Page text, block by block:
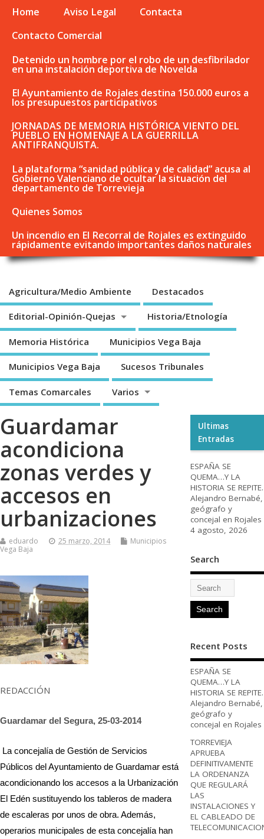
Home Aviso Legal
Contacta
Contacto Comercial
Detenido un hombre por el robo de un desfibrilador
en una instalación deportiva de Novelda
El Ayuntamiento de Rojales destina 150.000 euros a
los presupuestos participativos
JORNADAS DE MEMORIA HISTÓRICA VIENTO DEL
PUEBLO EN HOMENAJE A LA GUERRILLA
ANTIFRANQUISTA.
La plataforma “sanidad pública y de calidad” acusa al
Gobierno Valenciano de ocultar la situación del
departamento de Torrevieja
Quienes Somos
Un incendio en El Recorral de Rojales es extinguido
rápidamente evitando importantes daños naturales
Agricultura/Medio Ambiente Destacados
Editorial-Opinión-Quejas Historia/Etnología
Memoria Histórica Municipios Vega Baja
Municipios Vega Baja Sucesos Tribunales
Temas Comarcales Varios
Guardamar
acondiciona
zonas verdes y
accesos en
urbanizaciones
eduardo 25 marzo, 2014
Municipios
Vega Baja
REDACCIÓN
Guardamar del Segura, 25-03-2014
La concejalía de Gestión de Servicios
Públicos del Ayuntamiento de Guardamar está
acondicionando los accesos a la Urbanización
El Edén sustituyendo los tableros de madera
de escaleras por unos de obra. Además,
operarios municipales de esta concejalía han
Ultimas
Entradas
ESPAÑA SE
QUEMA…Y LA
HISTORIA SE REPITE.
Alejandro Bernabé,
geógrafo y
concejal en Rojales
4 agosto, 2026
Search
Recent Posts
ESPAÑA SE
QUEMA…Y LA
HISTORIA SE REPITE.
Alejandro Bernabé,
geógrafo y
concejal en Rojales
TORREVIEJA
APRUEBA
DEFINITIVAMENTE
LA ORDENANZA
QUE REGULARÁ
LAS
INSTALACIONES Y
EL CABLEADO DE